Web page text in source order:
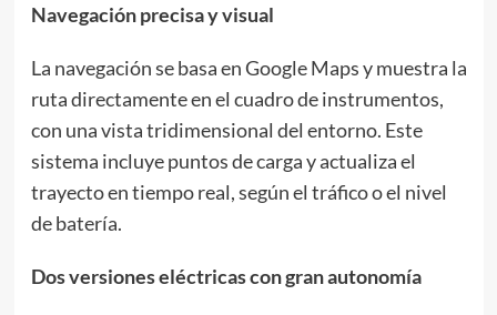
Navegación precisa y visual
La navegación se basa en Google Maps y muestra la
ruta directamente en el cuadro de instrumentos,
con una vista tridimensional del entorno. Este
sistema incluye puntos de carga y actualiza el
trayecto en tiempo real, según el tráfico o el nivel
de batería.
Dos versiones eléctricas con gran autonomía